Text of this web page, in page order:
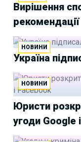
Вирішення
рекомендації
НОВИНИ
Україна
НОВИНИ
Юристи
угоди Google